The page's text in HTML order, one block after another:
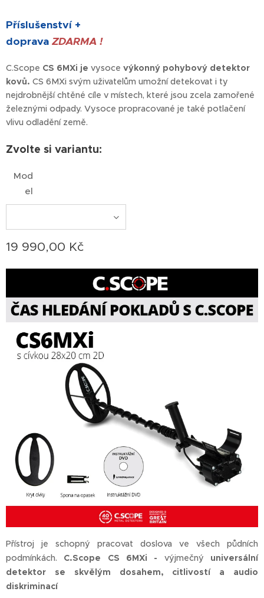
Příslušenství +
doprava ZDARMA !
C.Scope CS 6MXi je vysoce výkonný pohybový detektor
kovů. CS 6MXi svým uživatelům umožní detekovat i ty
nejdrobnější chtěné cíle v místech, které jsou zcela zamořené
železnými odpady. Vysoce propracované je také potlačení
vlivu odladění země.
Zvolte si variantu:
Mod
el
19 990,00 Kč
Přístroj je schopný pracovat doslova ve všech půdních
podmínkách. C.Scope CS 6MXi - výjmečný universální
detektor se skvělým dosahem, citlivostí a audio
diskriminací